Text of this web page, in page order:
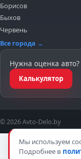
Борисов
Быхов
Червень
Все города →
Нужна оценка
Калькулятор
© 2026 Avto-Delo.by
Мы используем
Подробнее в